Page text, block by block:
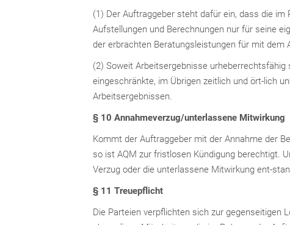
(1) Der Auftraggeber steht dafür ein, dass die
Aufstellungen und Berechnungen nur für seine
der erbrachten Beratungsleistungen für mit dem
(2) Soweit Arbeitsergebnisse urheberrechtsfähig
eingeschränkte, im Übrigen zeitlich und ört-lich
Arbeitsergebnissen.
§ 10 Annahmeverzug/unterlassene Mitwirkung
Kommt der Auftraggeber mit der Annahme der
so ist AQM zur fristlosen Kündigung berechtigt.
Verzug oder die unterlassene Mitwirkung ent-
§ 11 Treuepflicht
Die Parteien verpflichten sich zur gegenseitigen